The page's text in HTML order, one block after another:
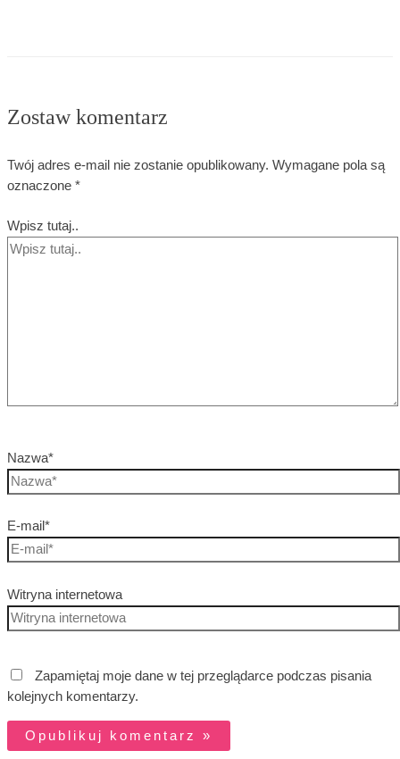
Zostaw komentarz
Twój adres e-mail nie zostanie opublikowany. Wymagane pola są
oznaczone *
Wpisz tutaj..
Nazwa*
E-mail*
Witryna internetowa
Zapamiętaj moje dane w tej przeglądarce podczas pisania
kolejnych komentarzy.